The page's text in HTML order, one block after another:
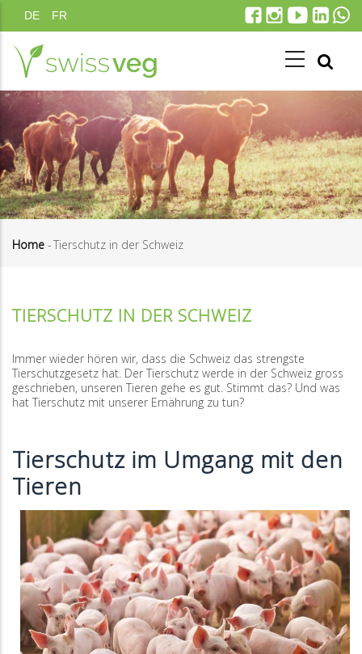
Direkt
zum
Inhalt
DE FR
Home -Tierschutz in der Schweiz
TIERSCHUTZ IN DER SCHWEIZ
Immer wieder hören wir, dass die Schweiz das strengste
Tierschutzgesetz hat. Der Tierschutz werde in der Schweiz gross
geschrieben, unseren Tieren gehe es gut. Stimmt das? Und was
hat Tierschutz mit unserer Ernährung zu tun?
Tierschutz im Umgang mit den
Tieren